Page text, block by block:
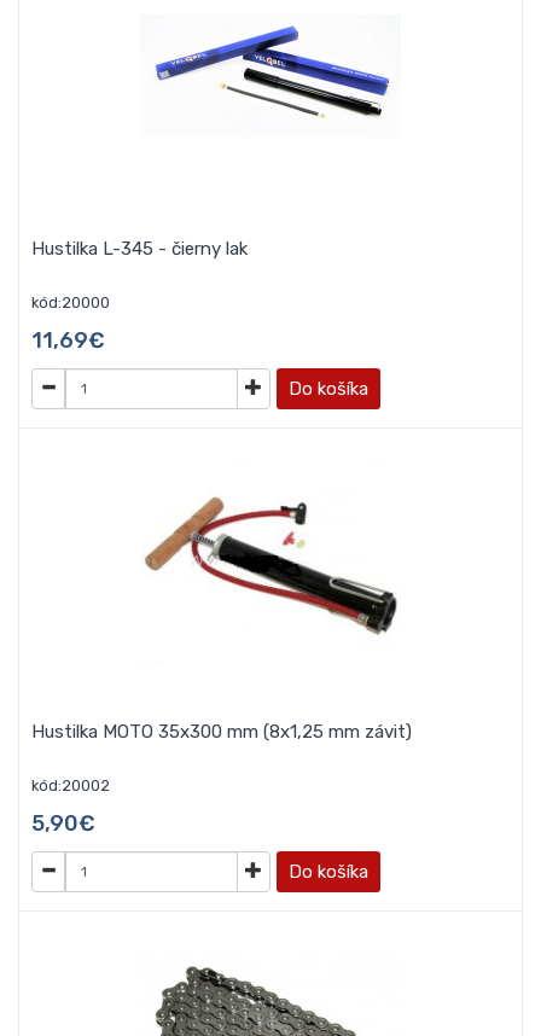
Hustilka L-345 - čierny lak
kód:20000
11,69€
Do košíka
Hustilka MOTO 35x300 mm (8x1,25 mm závit)
kód:20002
5,90€
Do košíka